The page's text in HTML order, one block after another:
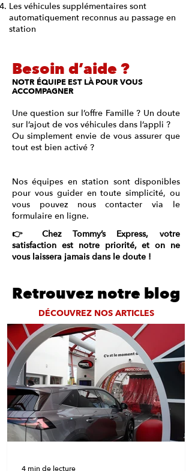
Les véhicules supplémentaires sont
automatiquement reconnus au passage en
station
Besoin d’aide ?
NOTR ÉQUIPE EST LÀ POUR VOUS
ACCOMPAGNER
Une question sur l’offre Famille ? Un doute
sur l’ajout de vos véhicules dans l’appli ?
Ou simplement envie de vous assurer que
tout est bien activé ?
Nos équipes en station sont disponibles
pour vous guider en toute simplicité, ou
vous pouvez nous contacter via le
formulaire en ligne.
👉 Chez Tommy’s Express, votre
satisfaction est notre priorité, et on ne
vous laissera jamais dans le doute !
Retrouvez notre blog
DÉCOUVREZ NOS ARTICLES
4 min de lecture